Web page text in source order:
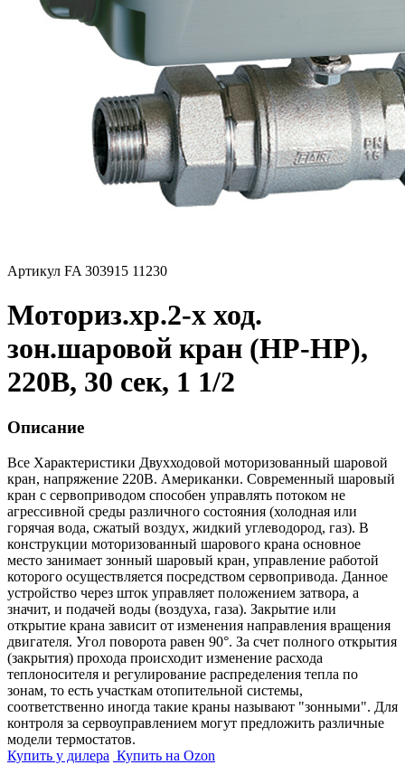
Артикул FA 303915 11230
Моториз.хр.2-х ход.
зон.шаровой кран (НР-НР),
220В, 30 сек, 1 1/2
Описание
Все Характеристики Двухходовой моторизованный шаровой
кран, напряжение 220В. Американки. Современный шаровый
кран с сервоприводом способен управлять потоком не
агрессивной среды различного состояния (холодная или
горячая вода, сжатый воздух, жидкий углеводород, газ). В
конструкции моторизованный шарового крана основное
место занимает зонный шаровый кран, управление работой
которого осуществляется посредством сервопривода. Данное
устройство через шток управляет положением затвора, а
значит, и подачей воды (воздуха, газа). Закрытие или
открытие крана зависит от изменения направления вращения
двигателя. Угол поворота равен 90°. За счет полного открытия
(закрытия) прохода происходит изменение расхода
теплоносителя и регулирование распределения тепла по
зонам, то есть участкам отопительной системы,
соответственно иногда такие краны называют "зонными". Для
контроля за сервоуправлением могут предложить различные
модели термостатов.
Купить у дилера Купить на Ozon